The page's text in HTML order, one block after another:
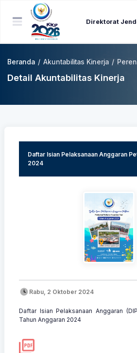
Direktorat
Beranda / Akuntabilitas Kinerja /
Detail Akuntabilitas Kinerja
Daftar Isian Pelaksanaan Anggaran
2024
Rabu, 2 Oktober 2024
Daftar Isian Pelaksanaan Anggaran
Tahun Anggaran 2024